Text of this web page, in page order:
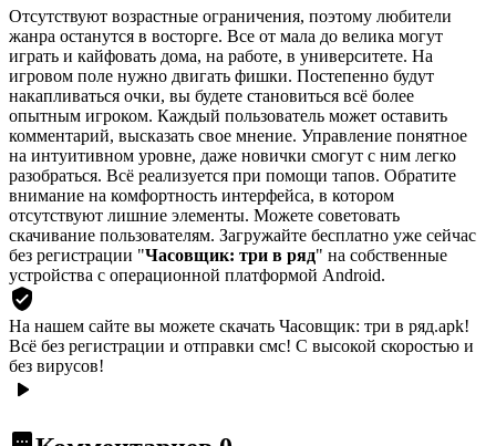
Отсутствуют возрастные ограничения, поэтому любители
жанра останутся в восторге. Все от мала до велика могут
играть и кайфовать дома, на работе, в университете. На
игровом поле нужно двигать фишки. Постепенно будут
накапливаться очки, вы будете становиться всё более
опытным игроком. Каждый пользователь может оставить
комментарий, высказать свое мнение. Управление понятное
на интуитивном уровне, даже новички смогут с ним легко
разобраться. Всё реализуется при помощи тапов. Обратите
внимание на комфортность интерфейса, в котором
отсутствуют лишние элементы. Можете советовать
скачивание пользователям. Загружайте бесплатно уже сейчас
без регистрации "Часовщик: три в ряд" на собственные
устройства с операционной платформой Android.
На нашем сайте вы можете скачать Часовщик: три в ряд.apk!
Всё без регистрации и отправки смс! С высокой скоростью и
без вирусов!